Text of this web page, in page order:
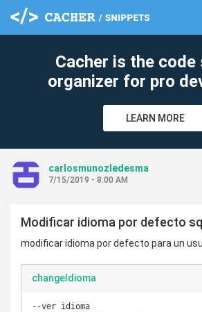
Cacher is the code
organizer for pro
LEARN MORE
carlosmunozledesma
7/15/2019 - 8:00 AM
Modificar idioma por defecto
modificar idioma por defecto para un
changeIdioma
--ver idioma